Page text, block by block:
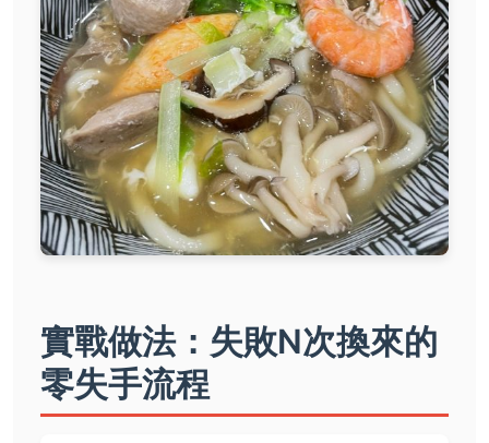
實戰做法：失敗N次換來的
零失手流程